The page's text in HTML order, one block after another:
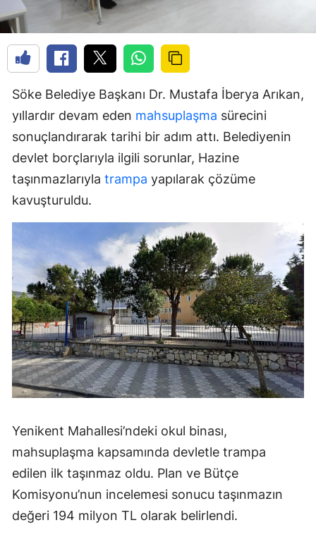
Söke Belediye Başkanı Dr. Mustafa İberya Arıkan,
yıllardır devam eden mahsuplaşma sürecini
sonuçlandırarak tarihi bir adım attı. Belediyenin
devlet borçlarıyla ilgili sorunlar, Hazine
taşınmazlarıyla trampa yapılarak çözüme
kavuşturuldu.
Yenikent Mahallesi’ndeki okul binası,
mahsuplaşma kapsamında devletle trampa
edilen ilk taşınmaz oldu. Plan ve Bütçe
Komisyonu’nun incelemesi sonucu taşınmazın
değeri 194 milyon TL olarak belirlendi.